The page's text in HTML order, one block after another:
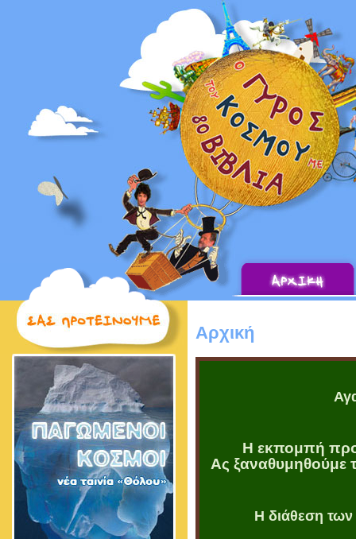
Αρχική
Η εκπομπή
Ας ξαναθυμηθούμε
Η διάθεση